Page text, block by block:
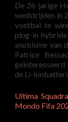
De 26-jarige
wedstrijden in
voetbal te
plug-in
snobisme van
Patrice
geïnteresseerd
de Li-
Ultima
Mondo Fifa